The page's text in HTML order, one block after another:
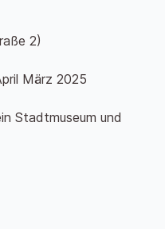
2)
März 2025
Stadtmuseum und